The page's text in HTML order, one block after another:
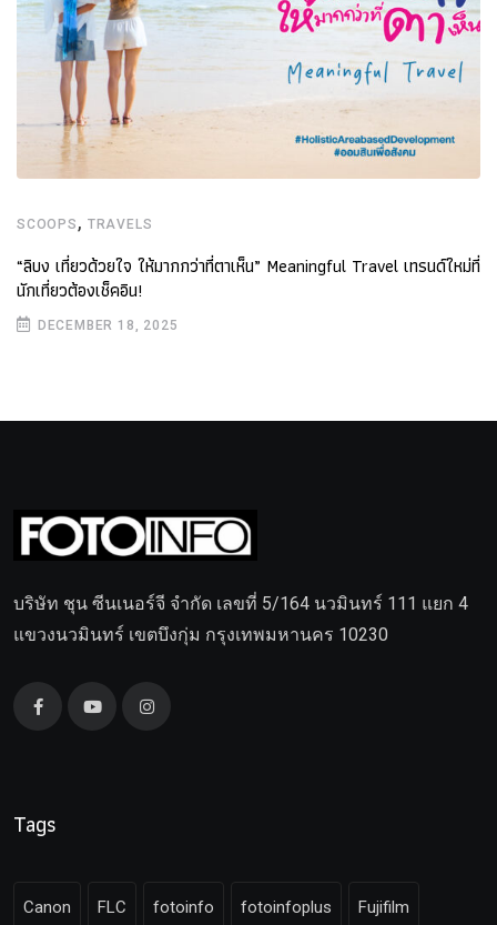
SCOOPS , TRAVELS
“ลิบง เที่ยวด้วยใจ ให้มากกว่าที่ตาเห็น” Meaningful Travel เทรนด์ใหม่ที่
นักเที่ยวต้องเช็คอิน!
DECEMBER 18, 2025
บริษัท ชุน ซีนเนอร์จี จำกัด เลขที่ 5/164 นวมินทร์ 111 แยก 4
แขวงนวมินทร์ เขตบึงกุ่ม กรุงเทพมหานคร 10230
Tags
Canon FLC fotoinfo fotoinfoplus Fujifilm